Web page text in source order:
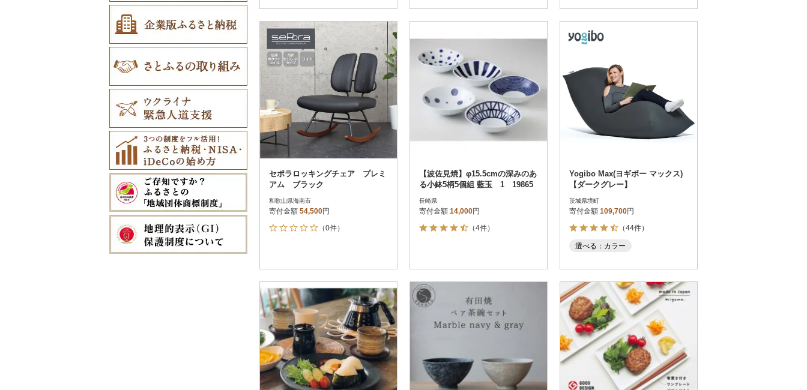
セポラロッキングチェア プレミ
アム ブラック
和歌山県海南市
寄付金額 54,500円
（0件）
【波佐見焼】φ15.5cmの深みのあ
る小鉢5柄5個組 藍玉 1 19865
長崎県
寄付金額 14,000円
（4件）
Yogibo Max(ヨギボー マックス)
【ダークグレー】
茨城県境町
寄付金額 109,700円
（44件）
選べる：カラー